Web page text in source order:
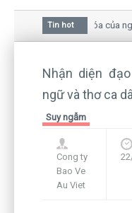
Tin hot
mai trong văn hóa của người
bức thư gửi mẹ của người...
Nhận diện
ngữ và thơ ca
Suy ngẫm
Cong ty
Bao Ve
Au Viet